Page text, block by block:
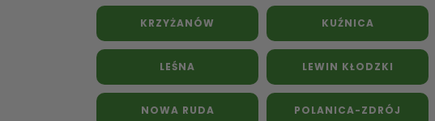
KRZYŻANÓW KUŹNICA
LEŚNA LEWIN KŁODZKI
NOWA RUDA POLANICA-ZDRÓJ